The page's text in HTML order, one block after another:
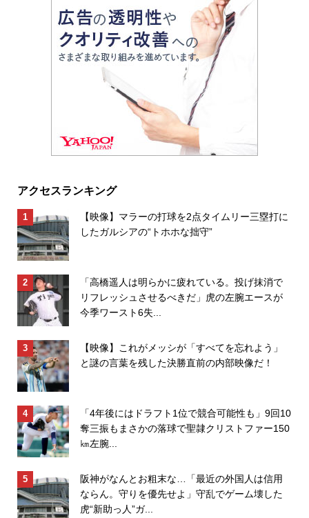
アクセスランキング
【映像】マラーの打球を2点タイムリー三塁打に
したガルシアの“トホホな拙守”
「高橋遥人は明らかに疲れている。投げ抹消で
リフレッシュさせるべきだ」虎の左腕エースが
今季ワースト6失...
【映像】これがメッシが「すべてを忘れよう」
と謎の言葉を残した決勝直前の内部映像だ！
「4年後にはドラフト1位で競合可能性も」9回10
奪三振もまさかの落球で聖隷クリストファー150
㎞左腕...
阪神がなんとお粗末な…「最近の外国人は信用
ならん。守りを優先せよ」守乱でゲーム壊した
虎“新助っ人”ガ...